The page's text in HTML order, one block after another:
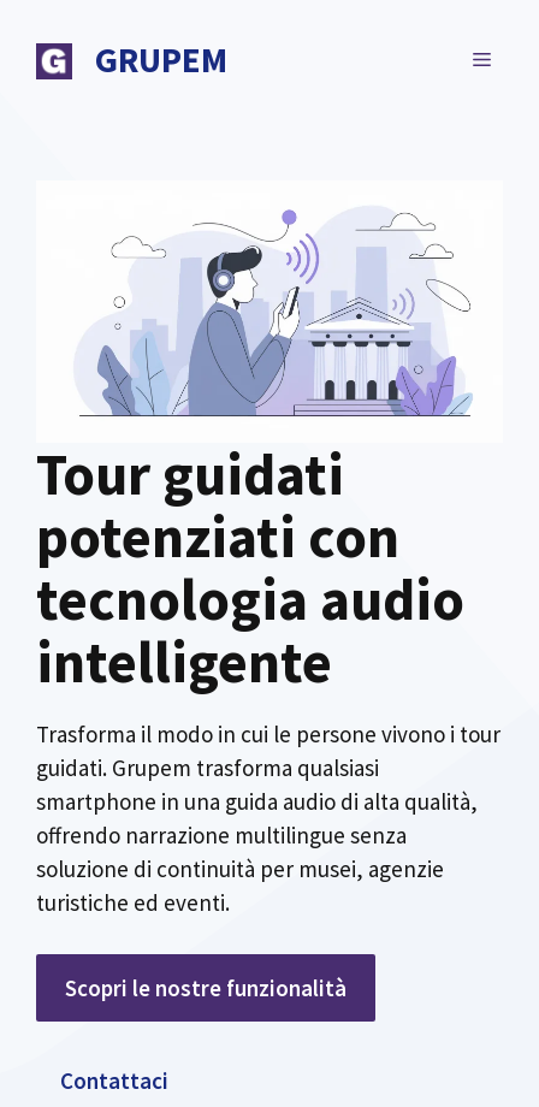
contenuto
GRUPEM MENU
Tour guidati
potenziati con
tecnologia audio
intelligente
Trasforma il modo in cui le persone vivono i tour
guidati. Grupem trasforma qualsiasi
smartphone in una guida audio di alta qualità,
offrendo narrazione multilingue senza
soluzione di continuità per musei, agenzie
turistiche ed eventi.
Scopri le nostre funzionalità
Contattaci